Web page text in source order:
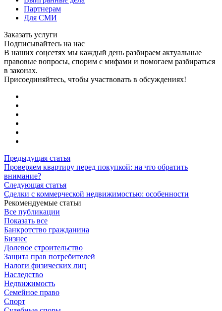
Партнерам
Для СМИ
Заказать услуги
Подписывайтесь на нас
В наших соцсетях мы каждый день разбираем актуальные
правовые вопросы, спорим с мифами и помогаем разбираться
в законах.
Присоединяйтесь, чтобы участвовать в обсуждениях!
Предыдущая статья
Проверяем квартиру перед покупкой: на что обратить
внимание?
Следующая статья
Сделки с коммерческой недвижимостью: особенности
Рекомендуемые статьи
Все публикации
Показать все
Банкротство гражданина
Бизнес
Долевое строительство
Защита прав потребителей
Налоги физических лиц
Наследство
Недвижимость
Семейное право
Спорт